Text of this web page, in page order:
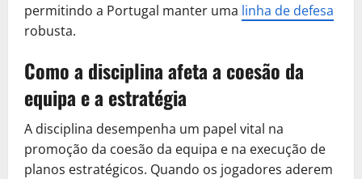
permitindo a Portugal manter uma linha de defesa
robusta.
Como a disciplina afeta a coesão da
equipa e a estratégia
A disciplina desempenha um papel vital na
promoção da coesão da equipa e na execução de
planos estratégicos. Quando os jogadores aderem